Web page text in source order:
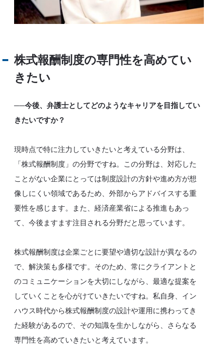
株式報酬制度の専門性を高めてい
きたい
──今後、弁護士としてどのようなキャリアを目指してい
きたいですか？
現時点で特に注力していきたいと考えている分野は、
「株式報酬制度」の分野ですね。この分野は、対応した
ことがない企業にとっては制度設計の方針や進め方が想
像しにくい領域であるため、外部からアドバイスする重
要性を感じます。また、経済産業省による推進もあっ
て、今後ますます注目される分野だと思っています。
株式報酬制度は企業ごとに要望や適切な設計が異なるの
で、解決策も多様です。そのため、常にクライアントと
のコミュニケーションを大切にしながら、最適な提案を
していくことを心がけていきたいですね。私自身、イン
ハウス時代から株式報酬制度の設計や運用に携わってき
た経験があるので、その知識を生かしながら、さらなる
専門性を高めていきたいと考えています。